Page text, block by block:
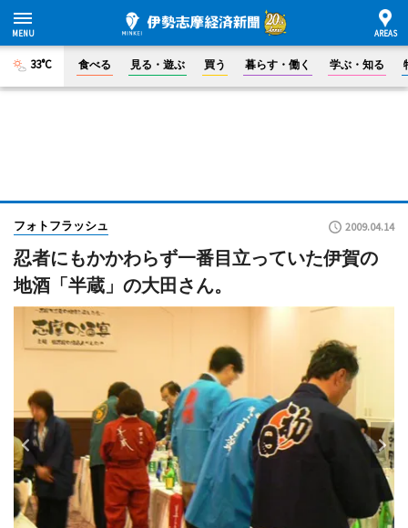
33°C 食べる 見る・遊ぶ 買う 暮らす・働く 学ぶ・知る
フォトフラッシュ 2009.04.14
忍者にもかかわらず一番目立っていた伊賀の
地酒「半蔵」の大田さん。